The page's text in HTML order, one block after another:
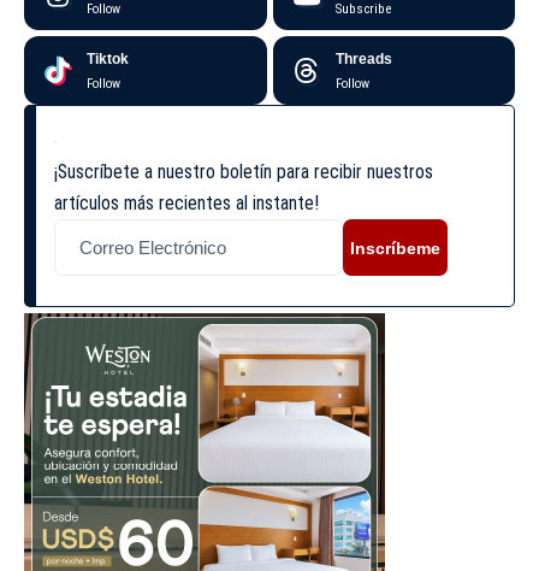
Follow Subscribe
Tiktok
Follow
Threads
Follow
¡Suscríbete a nuestro boletín para recibir nuestros
artículos más recientes al instante!
Inscríbeme